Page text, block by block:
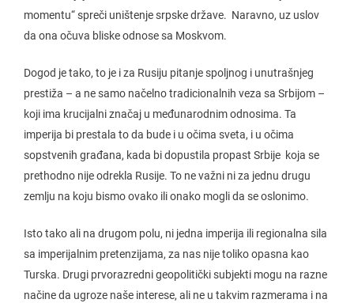
momentu“ spreči uništenje srpske države. Naravno, uz uslov
da ona očuva bliske odnose sa Moskvom.
Dogod je tako, to je i za Rusiju pitanje spoljnog i unutrašnjeg
prestiža – a ne samo načelno tradicionalnih veza sa Srbijom –
koji ima krucijalni značaj u međunarodnim odnosima. Ta
imperija bi prestala to da bude i u očima sveta, i u očima
sopstvenih građana, kada bi dopustila propast Srbije koja se
prethodno nije odrekla Rusije. To ne važni ni za jednu drugu
zemlju na koju bismo ovako ili onako mogli da se oslonimo.
Isto tako ali na drugom polu, ni jedna imperija ili regionalna sila
sa imperijalnim pretenzijama, za nas nije toliko opasna kao
Turska. Drugi prvorazredni geopolitički subjekti mogu na razne
načine da ugroze naše interese, ali ne u takvim razmerama i na